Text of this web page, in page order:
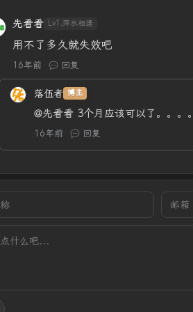
先看看 Lv1.萍水相逢
用不了多久就失效吧
16年前 回复
落伍者 博主
@先看看 3个月应该可以了。。。
16年前 回复